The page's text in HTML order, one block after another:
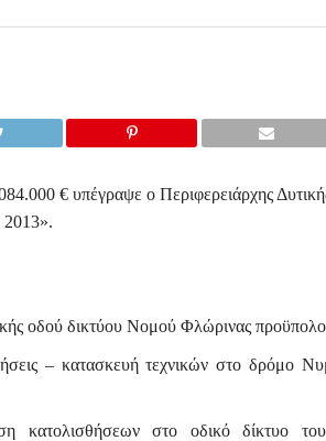
€ υπέγραψε ο Περιφερειάρχης
οδού δικτύου Νομού Φλώρινας
– κατασκευή τεχνικών στο δρόμο
κατολισθήσεων στο οδικό δίκτυο